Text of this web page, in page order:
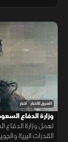
الشرق للأخبار أخبار
وزارة الدفاع
تعمل وزارة الدفاع
القدرات البرية